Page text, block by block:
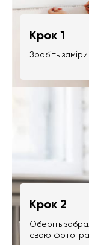
Крок 1
Зробіть
Крок 2
Оберіть
свою